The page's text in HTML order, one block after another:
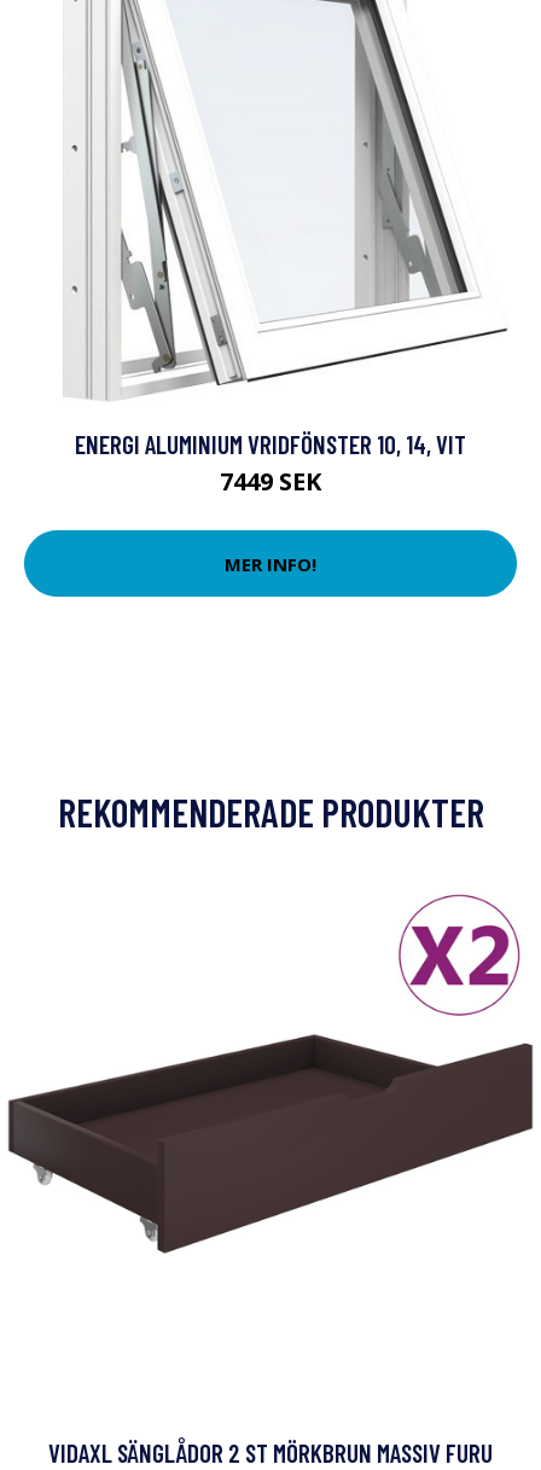
ENERGI ALUMINIUM VRIDFÖNSTER 10, 14, VIT
7449 SEK
MER INFO!
REKOMMENDERADE PRODUKTER
VIDAXL SÄNGLÅDOR 2 ST MÖRKBRUN MASSIV FURU